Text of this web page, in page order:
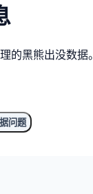
的黑熊出没数据。
问题